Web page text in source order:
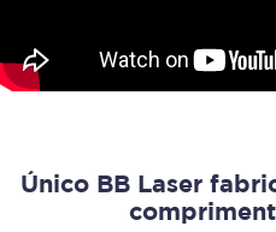
Único BB Laser